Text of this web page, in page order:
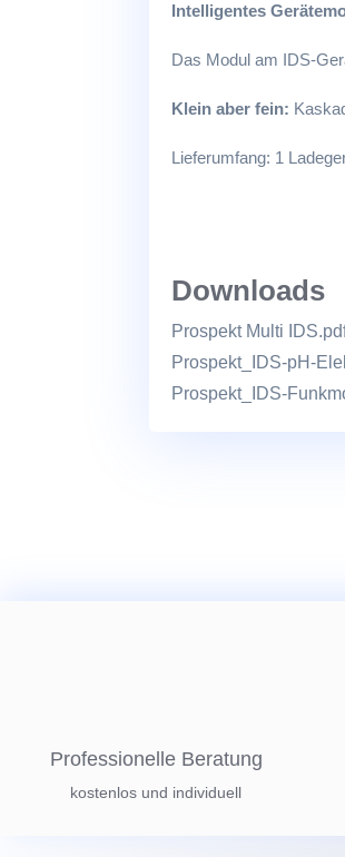
Intelligentes
Das Modul am IDS-
Klein aber fein:
Lieferumfang: 1
Downloads
Prospekt Multi
Prospekt_IDS-pH-
Prospekt_IDS-
Professionelle Beratung
kostenlos und individuell